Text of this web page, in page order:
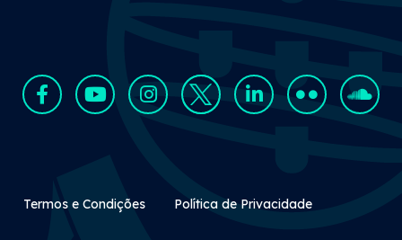
Rodapé Secundário
Termos e Condições Política de Privacidade